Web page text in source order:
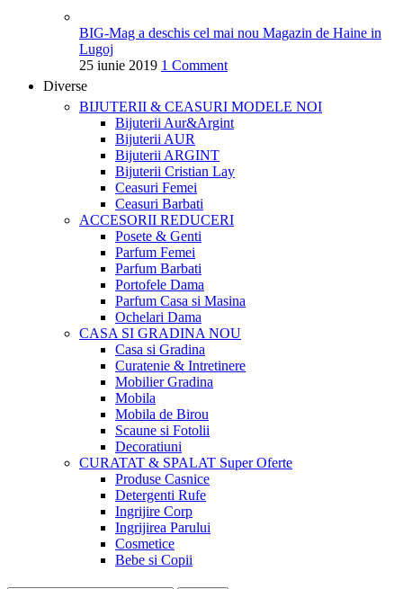
BIG-Mag a deschis cel mai nou Magazin de Haine in
Lugoj
25 iunie 2019 1 Comment
Diverse
BIJUTERII & CEASURI MODELE NOI
Bijuterii Aur&Argint
Bijuterii AUR
Bijuterii ARGINT
Bijuterii Cristian Lay
Ceasuri Femei
Ceasuri Barbati
ACCESORII REDUCERI
Posete & Genti
Parfum Femei
Parfum Barbati
Portofele Dama
Parfum Casa si Masina
Ochelari Dama
CASA SI GRADINANOU
Casa si Gradina
Curatenie & Intretinere
Mobilier Gradina
Mobila
Mobila de Birou
Scaune si Fotolii
Decoratiuni
CURATAT & SPALAT Super Oferte
Produse Casnice
Detergenti Rufe
Ingrijire Corp
Ingrijirea Parului
Cosmetice
Bebe si Copii